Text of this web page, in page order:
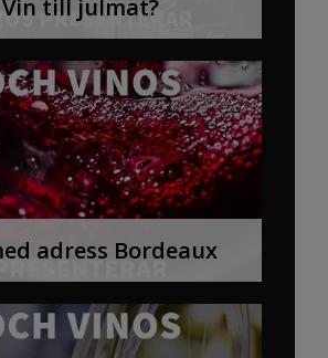
Vin till julmat?
adress Bordeaux